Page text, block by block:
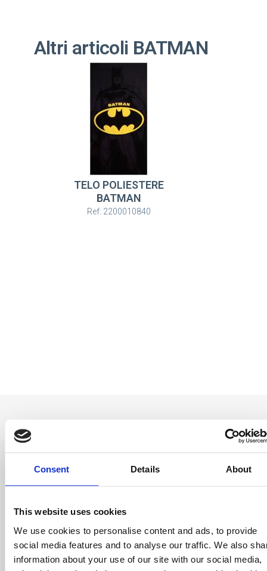
Consent Details About
This website uses cookies
We use cookies to personalise content and ads, to provide
social media features and to analyse our traffic. We also
information about your use of our site with our social media,
Altri articoli BATMAN
TELO POLIESTERE
BATMAN
Ref: 2200010840
Sii il primo a
Offerte speciali, eventi e notizie dal mondo del
licensing, tutto con un semplice clic.